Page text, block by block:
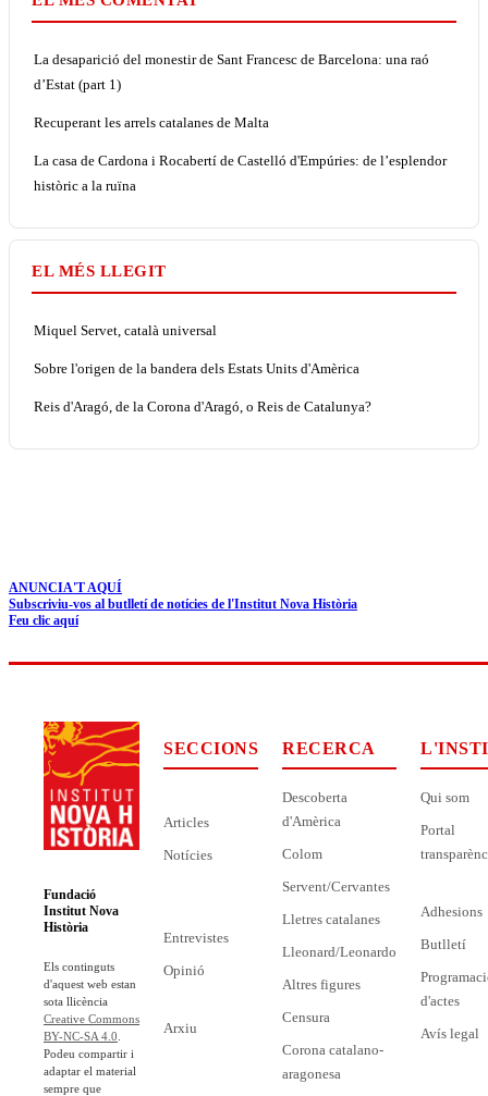
La desaparició del monestir de Sant Francesc de Barcelona: una raó
d’Estat (part 1)
Recuperant les arrels catalanes de Malta
La casa de Cardona i Rocabertí de Castelló d'Empúries: de l’esplendor
històric a la ruïna
EL MÉS LLEGIT
Miquel Servet, català universal
Sobre l'origen de la bandera dels Estats Units d'Amèrica
Reis d'Aragó, de la Corona d'Aragó, o Reis de Catalunya?
ANUNCIA'T AQUÍ
Subscriviu-vos al butlletí de notícies de l'Institut Nova Història
Feu clic aquí
Fundació
Institut Nova
Història
Els continguts
d'aquest web estan
sota llicència
Creative Commons
BY-NC-SA 4.0
Podeu compartir i
adaptar el material
sempre que
SECCIONS
Articles
Notícies
Entrevistes
Opinió
Arxiu
RECERCA
Descoberta
d'Amèrica
Colom
Servent/Cervantes
Lletres catalanes
Lleonard/Leonardo
Altres figures
Censura
Corona catalano-
aragonesa
Qui som
Portal
Adhesions
Butlletí
d'actes
Avís legal